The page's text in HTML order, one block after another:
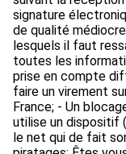
signature
de qualité
lesquels il faut
toutes les
prise en compte
faire un virement
France; - Un
utilise un dispositif
le net qui de fait